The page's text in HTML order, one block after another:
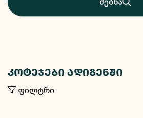
ძებნა
კოტეჯები ადიგენში
ფილტრი